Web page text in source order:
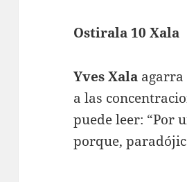
Ostirala 10 Xala
Yves Xala agarra
a las
puede leer: “Por
porque,